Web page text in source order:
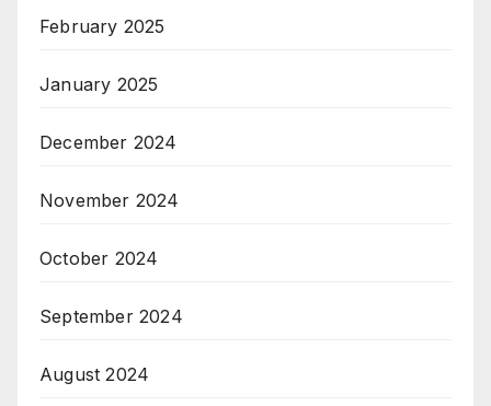
February 2025
January 2025
December 2024
November 2024
October 2024
September 2024
August 2024